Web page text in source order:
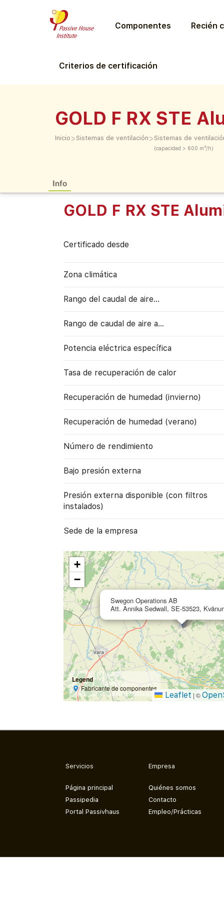
Componentes Recién
Criterios de certificación
GOLD F RX STE
Inicio > Sistemas de ventilación > Sistemas de
(capacidad > 600 m³/h)
Info
GOLD F RX STE
Certificado desde
Zona climática
Rango del caudal de aire...
Rango de caudal de aire a…
Potencia eléctrica específica
Tasa de recuperación de calor
Recuperación de humedad (invierno)
Recuperación de humedad (verano)
Número de rendimiento
Bajo presión externa
Presión externa disponible (con filtros
instalados)
Sede de la empresa
Swegon Operations AB
Att. Annika Sedwall, SE-53523,
+
−
Legend
Fabricante de componentes
Leaflet | ©
Servicios
Página principal
Passipedia
Portal Passivhaus
Empresa
Quiénes somos
Contacto
Empleo/Prácticas